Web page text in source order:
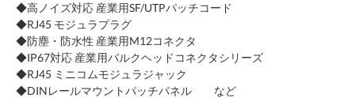
◆高ノイズ対応 産業用SF/UTPパッチコード
◆RJ45 モジュラプラグ
◆防塵・防水性 産業用M12コネクタ
◆IP67対応 産業用バルクヘッドコネクタシリーズ
◆RJ45 ミニコムモジュラジャック
◆DINレールマウントパッチパネル など